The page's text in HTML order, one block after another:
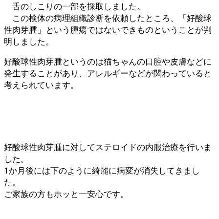
舌のしこりの一部を採取しました。
この検体の病理組織診断を依頼したところ、「好酸球
性肉芽腫」という腫瘍ではないできものということが判
明しました。
好酸球性肉芽腫というのは猫ちゃんの口腔や皮膚などに
発生することがあり、アレルギーなどが関わっていると
考えられています。
好酸球性肉芽腫に対してステロイドの内服治療を行いま
した。
1か月後には下のように綺麗に病変が消失してきまし
た。
ご家族の方もホッと一安心です。